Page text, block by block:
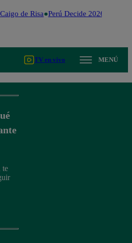
de Risa Perú Decide 2026
TV en vivo MENÚ
te